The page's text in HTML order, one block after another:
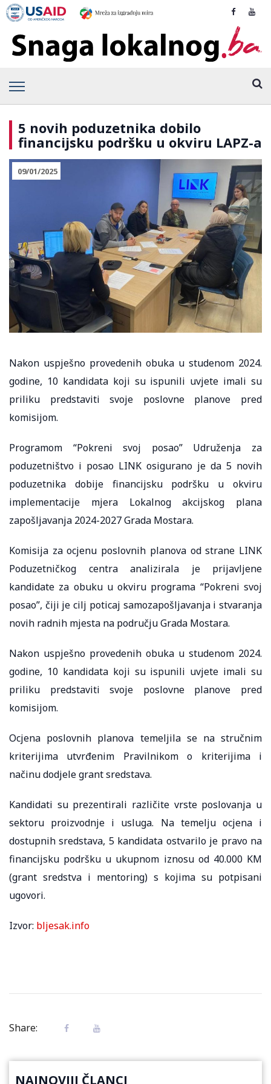
5 novih poduzetnika dobilo
financijsku podršku u okviru LAPZ-a
09/01/2025
Nakon uspješno provedenih obuka u studenom 2024.
godine, 10 kandidata koji su ispunili uvjete imali su
priliku predstaviti svoje poslovne planove pred
komisijom.
Programom “Pokreni svoj posao” Udruženja za
poduzetništvo i posao LINK osigurano je da 5 novih
poduzetnika dobije financijsku podršku u okviru
implementacije mjera Lokalnog akcijskog plana
zapošljavanja 2024-2027 Grada Mostara.
Komisija za ocjenu poslovnih planova od strane LINK
Poduzetničkog centra analizirala je prijavljene
kandidate za obuku u okviru programa “Pokreni svoj
posao”, čiji je cilj poticaj samozapošljavanja i stvaranja
novih radnih mjesta na području Grada Mostara.
Nakon uspješno provedenih obuka u studenom 2024.
godine, 10 kandidata koji su ispunili uvjete imali su
priliku predstaviti svoje poslovne planove pred
komisijom.
Ocjena poslovnih planova temeljila se na stručnim
kriterijima utvrđenim Pravilnikom o kriterijima i
načinu dodjele grant sredstava.
Kandidati su prezentirali različite vrste poslovanja u
sektoru proizvodnje i usluga. Na temelju ocjena i
dostupnih sredstava, 5 kandidata ostvarilo je pravo na
financijsku podršku u ukupnom iznosu od 40.000 KM
(grant sredstva i mentoring) s kojima su potpisani
ugovori.
Izvor: bljesak.info
Share:
NAJNOVIJI ČLANCI